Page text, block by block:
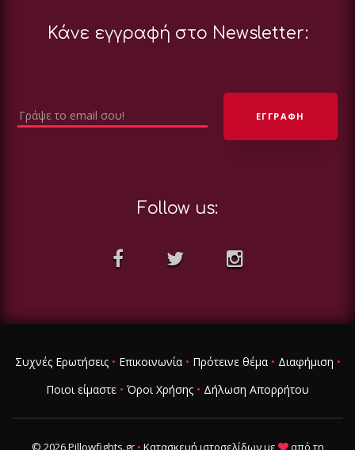
Κάνε εγγραφή στο Newsletter:
Follow us:
Συχνές Ερωτήσεις• Επικοινωνία• Πρότεινε θέμα• Διαφήμιση •
Ποιοι είμαστε • Όροι Χρήσης • Δήλωση Απορρήτου
© 2026 Pillowfights.gr • Κατασκευή ιστοσελίδωνμε από τη